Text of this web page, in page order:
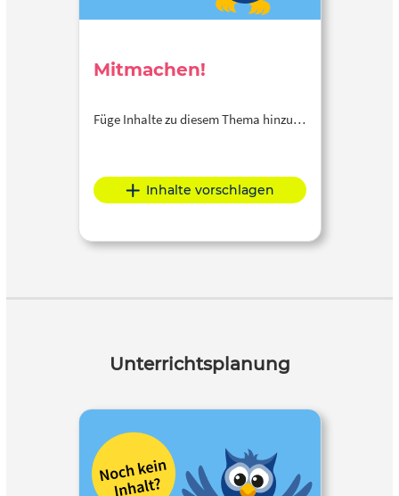
Mitmachen!
Füge Inhalte zu diesem Thema hinzu…
Inhalte vorschlagen
Unterrichtsplanung